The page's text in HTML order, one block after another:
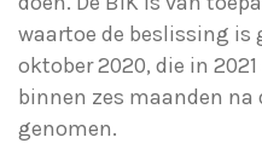
waartoe de beslissing is
oktober 2020, die in
binnen zes maanden
genomen.